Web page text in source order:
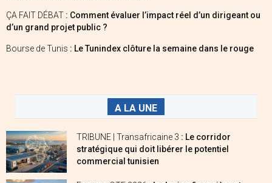
ÇA FAIT DÉBAT : Comment évaluer l’impact réel d’un dirigeant ou
d’un grand projet public ?
Bourse de Tunis : Le Tunindex clôture la semaine dans le rouge
A LA UNE
TRIBUNE | Transafricaine 3 : Le corridor
stratégique qui doit libérer le potentiel
commercial tunisien